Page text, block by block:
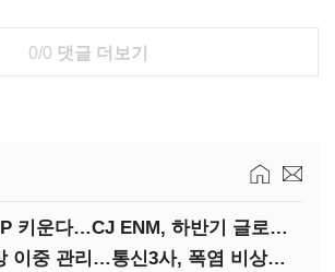
0/0 댓글 더보기
티빙·콘텐츠 IP 키운다…CJ ENM, 하반기 글로벌 확장 가속
작업자·통신망 이중 관리…통신3사, 폭염 비상대응 돌입